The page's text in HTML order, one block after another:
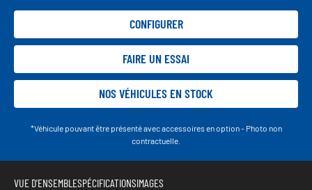
CONFIGURER
FAIRE UN ESSAI
NOS VÉHICULES EN STOCK
*Véhicule pouvant être présenté avec accessoires en option - Photo non
contractuelle.
VUE D'ENSEMBLESPÉCIFICATIONSIMAGES